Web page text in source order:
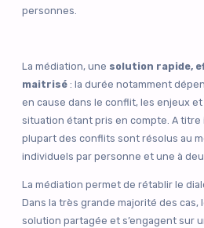
personnes.
La médiation, une solution rapide,
maitrisé: la durée notamment
en cause dans le conflit, les enjeux
situation étant pris en compte. A
plupart des conflits sont résolus au
individuels par personne et une à
La médiation permet de rétablir le
Dans la très grande majorité des
solution partagée et s’engagent sur